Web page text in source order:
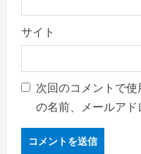
サイト
次回のコメントで
の名前、メールアド